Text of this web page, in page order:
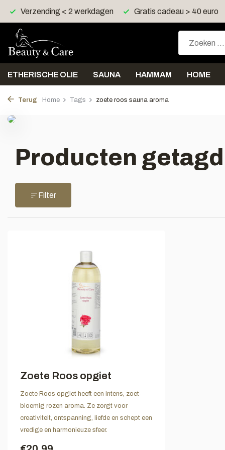
Verzending < 2 werkdagen Gratis cadeau > 40 euro
ETHERISCHE OLIE SAUNA HAMMAM HOME
Terug Home Tags zoete roos sauna aroma
Producten
Filter
Zoete Roos opgiet
Zoete Roos opgiet heeft een intens, zoet-
bloemig rozen aroma. Ze zorgt voor
creativiteit, ontspanning, liefde en schept een
vredige en harmonieuze sfeer.